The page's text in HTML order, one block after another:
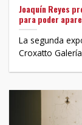
Joaquín Reyes
para poder
La segunda
Croxatto